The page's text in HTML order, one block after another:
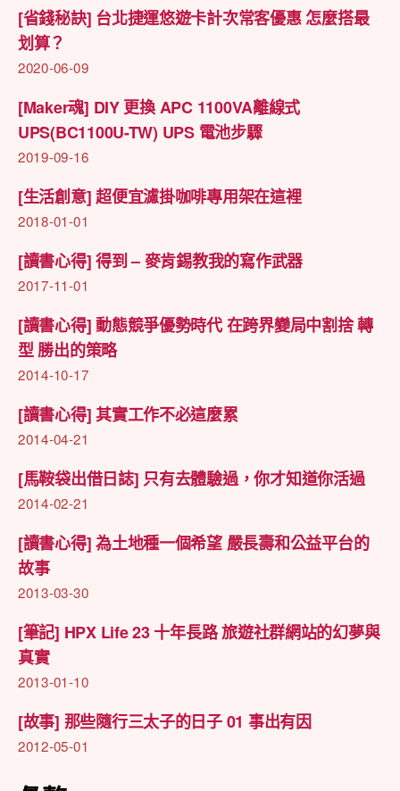
[省錢秘訣] 台北捷運悠遊卡計次常客優惠 怎麼搭最
划算？
2020-06-09
[Maker魂] DIY 更換 APC 1100VA離線式
UPS(BC1100U-TW) UPS 電池步驟
2019-09-16
[生活創意] 超便宜濾掛咖啡專用架在這裡
2018-01-01
[讀書心得] 得到 – 麥肯錫教我的寫作武器
2017-11-01
[讀書心得] 動態競爭優勢時代 在跨界變局中割捨 轉
型 勝出的策略
2014-10-17
[讀書心得] 其實工作不必這麼累
2014-04-21
[馬鞍袋出借日誌] 只有去體驗過，你才知道你活過
2014-02-21
[讀書心得] 為土地種一個希望 嚴長壽和公益平台的
故事
2013-03-30
[筆記] HPX Life 23 十年長路 旅遊社群網站的幻夢與
真實
2013-01-10
[故事] 那些隨行三太子的日子 01 事出有因
2012-05-01